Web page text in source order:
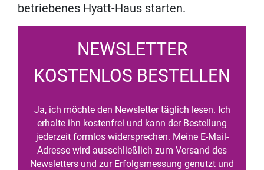
betriebenes Hyatt-Haus starten.
NEWSLETTER
KOSTENLOS BESTELLEN
Ja, ich möchte den Newsletter täglich lesen. Ich
erhalte ihn kostenfrei und kann der Bestellung
jederzeit formlos widersprechen. Meine E-Mail-
Adresse wird ausschließlich zum Versand des
Newsletters und zur Erfolgsmessung genutzt und